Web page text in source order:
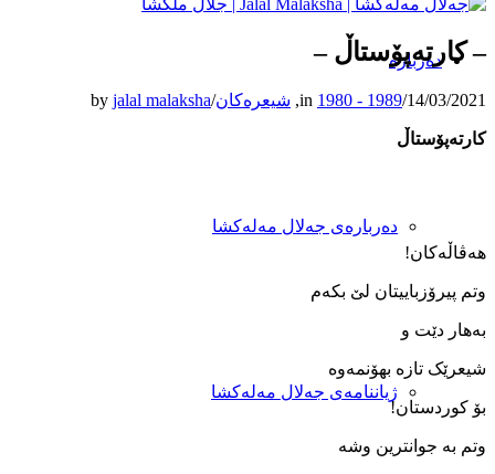
دەربارە
دەربارەی جەلال مەلەکشا
ژیاننامەی جەلال مەلەکشا
– کارته‌پۆستاڵ –
14/03/2021
/
in 1980 - 1989
, شیعرەکان/
by jalal malaksha
کارته‌پۆستاڵ
هه‌ڤاڵه‌کان!
وتم پیرۆزباییتان لێ بکه‌م
به‌هار دێت و
شیعرێک تازه ‌بهۆنمه‌وه
بۆ کوردستان!
وتم به‌ جوانترین وشه